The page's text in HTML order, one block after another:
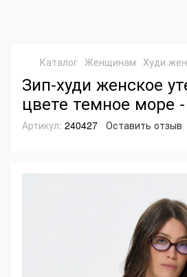
Каталог Женщинам Худи
Зип-худи женское
цвете темное море
Артикул: 240427 Оставить отзыв